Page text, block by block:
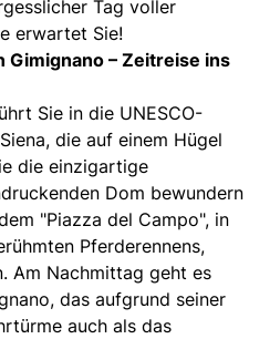
Tag voller
erwartet Sie!
Gimignano – Zeitreise ins
Sie in die UNESCO-
die auf einem Hügel
die einzigartige
Dom bewundern
"Piazza del Campo", in
Pferderennens,
Am Nachmittag geht es
das aufgrund seiner
auch als das